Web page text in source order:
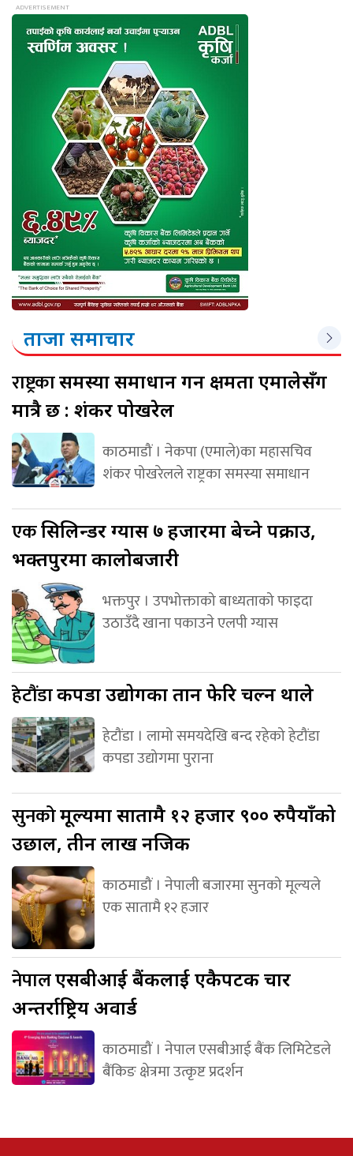
ताजा समाचार
राष्ट्रकासमस्या समाधान गर्ने क्षमता एमालेसँग
मात्रै छ : शंकर पोखरेल
काठमाडौं । नेकपा (एमाले)का महासचिव
शंकर पोखरेलले राष्ट्रका समस्या समाधान
एकसिलिन्डर ग्यास ७ हजारमा बेच्ने पक्राउ,
भक्तपुरमा कालोबजारी
भक्तपुर । उपभोक्ताको बाध्यताको फाइदा
उठाउँदै खाना पकाउने एलपी ग्यास
हेटौंडाकपडा उद्योगका तान फेरि चल्न थाले
हेटौंडा । लामो समयदेखि बन्द रहेको हेटौंडा
कपडा उद्योगमा पुराना
सुनकोमूल्यमा सातामै १२ हजार ९०० रुपैयाँको
उछाल, तीन लाख नजिक
काठमाडौं । नेपाली बजारमा सुनको मूल्यले
एक सातामै १२ हजार
नेपालएसबीआई बैंकलाई एकैपटक चार
अन्तर्राष्ट्रिय अवार्ड
काठमाडौं । नेपाल एसबीआई बैंक लिमिटेडले
बैंकिङ क्षेत्रमा उत्कृष्ट प्रदर्शन